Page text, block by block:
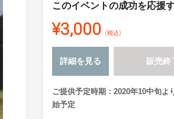
このイベントの成功を応援
¥3,000 (税込)
詳細を見る 販売終
ご提供予定時期：2020年10中旬よ
始予定